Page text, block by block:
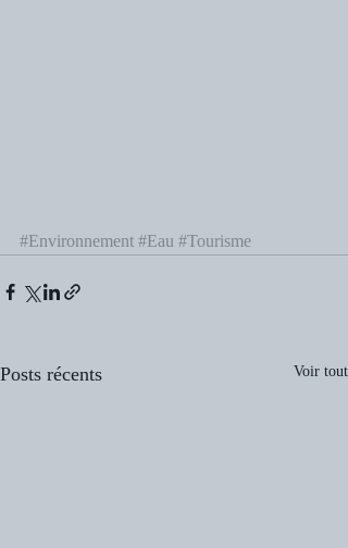
#Environnement #Eau #Tourisme
Posts récents Voir tout